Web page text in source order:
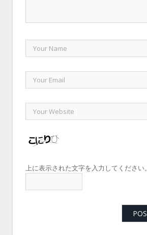
上に表示された文字を入力してください。